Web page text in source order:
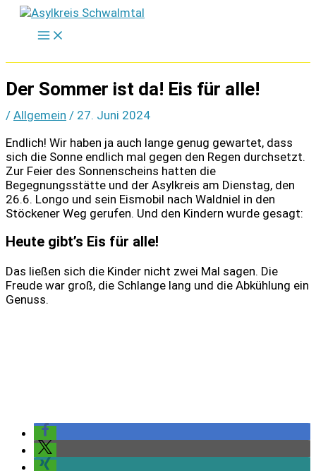
Zum
springen
Der Sommer ist da! Eis für alle!
/ Allgemein / 27. Juni 2024
Endlich! Wir haben ja auch lange genug gewartet, dass
sich die Sonne endlich mal gegen den Regen durchsetzt.
Zur Feier des Sonnenscheins hatten die
Begegnungsstätte und der Asylkreis am Dienstag, den
26.6. Longo und sein Eismobil nach Waldniel in den
Stöckener Weg gerufen. Und den Kindern wurde gesagt:
Heute gibt’s Eis für alle!
Das ließen sich die Kinder nicht zwei Mal sagen. Die
Freude war groß, die Schlange lang und die Abkühlung ein
Genuss.